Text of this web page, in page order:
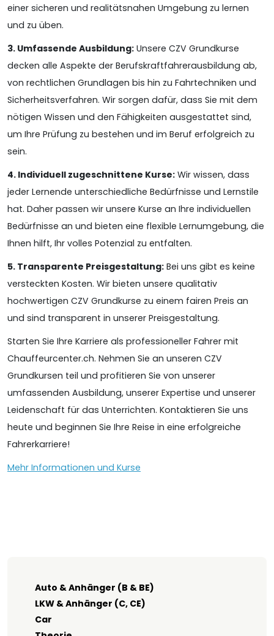
einer sicheren und realitätsnahen Umgebung zu lernen
und zu üben.
3. Umfassende Ausbildung: Unsere CZV Grundkurse
decken alle Aspekte der Berufskraftfahrerausbildung ab,
von rechtlichen Grundlagen bis hin zu Fahrtechniken und
Sicherheitsverfahren. Wir sorgen dafür, dass Sie mit dem
nötigen Wissen und den Fähigkeiten ausgestattet sind,
um Ihre Prüfung zu bestehen und im Beruf erfolgreich zu
sein.
4. Individuell zugeschnittene Kurse: Wir wissen, dass
jeder Lernende unterschiedliche Bedürfnisse und Lernstile
hat. Daher passen wir unsere Kurse an Ihre individuellen
Bedürfnisse an und bieten eine flexible Lernumgebung, die
Ihnen hilft, Ihr volles Potenzial zu entfalten.
5. Transparente Preisgestaltung: Bei uns gibt es keine
versteckten Kosten. Wir bieten unsere qualitativ
hochwertigen CZV Grundkurse zu einem fairen Preis an
und sind transparent in unserer Preisgestaltung.
Starten Sie Ihre Karriere als professioneller Fahrer mit
Chauffeurcenter.ch. Nehmen Sie an unseren CZV
Grundkursen teil und profitieren Sie von unserer
umfassenden Ausbildung, unserer Expertise und unserer
Leidenschaft für das Unterrichten. Kontaktieren Sie uns
heute und beginnen Sie Ihre Reise in eine erfolgreiche
Fahrerkarriere!
Mehr Informationen und Kurse
Auto & Anhänger (B & BE)
LKW & Anhänger (C, CE)
Car